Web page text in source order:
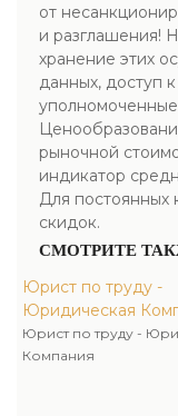
от
и разглашения!
хранение этих
данных, доступ
рыночной
индикатор
Для постоянных
скидок.
СМОТРИТЕ
Юрист по труду -
Юридическая
Юрист по труду -
Компания